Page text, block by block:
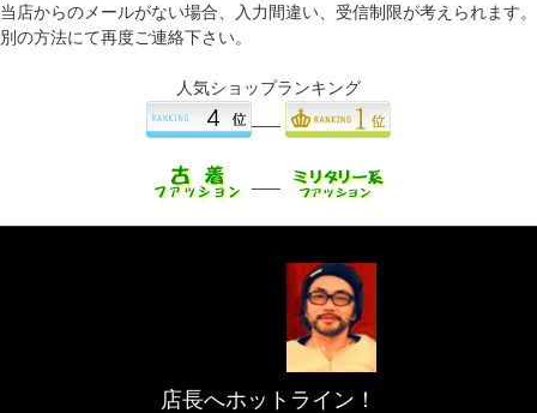
当店からのメールがない場合、入力間違い、受信制限が考えられます。
別の方法にて再度ご連絡下さい。
人気ショップランキング
店長へホットライン！